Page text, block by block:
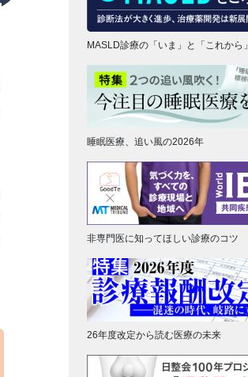
MASLD診療の「いま」と「これから」
睡眠医療、追い風の2026年
非専門医に知ってほしい診療のコツ
26年度改定から読む医療の未来